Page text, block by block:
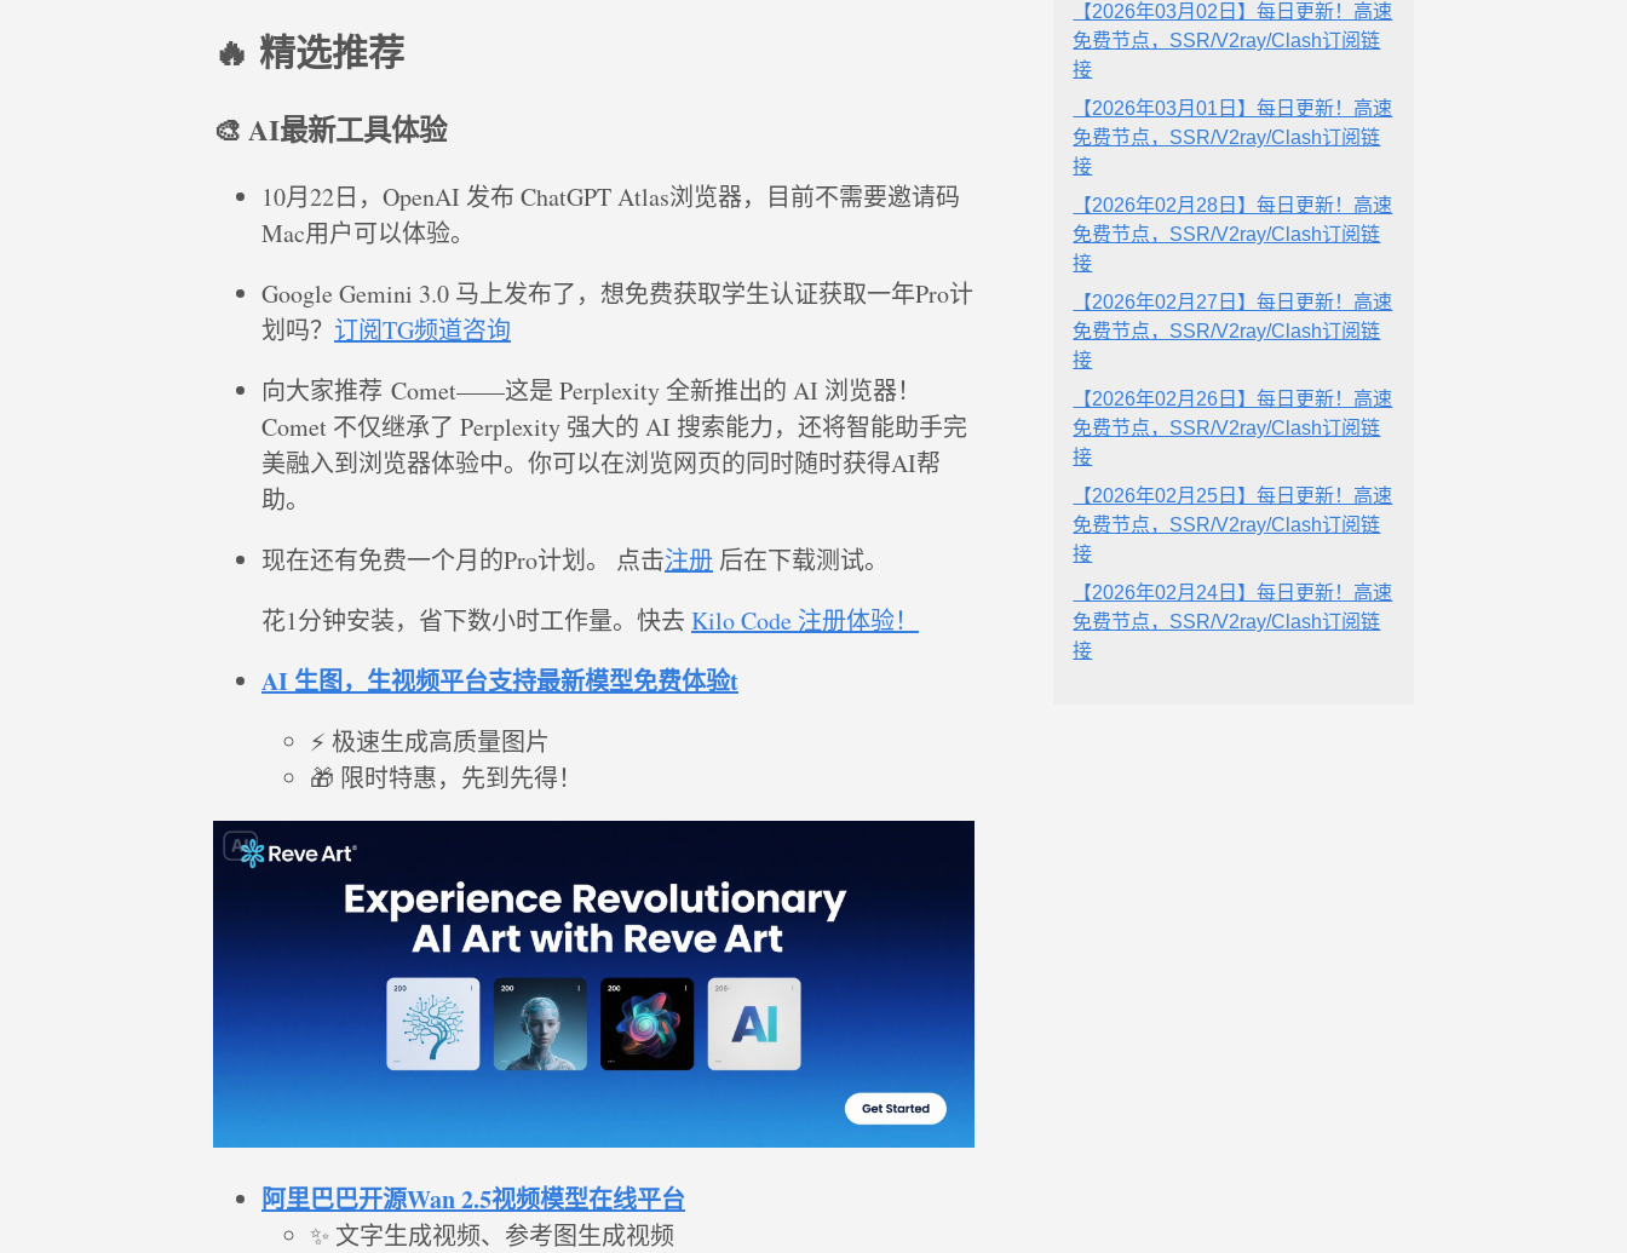
🔥 精选推荐
🎨 AI最新工具体验
10月22日，OpenAI 发布 ChatGPT Atlas浏览器，目前不需要邀请码
Mac用户可以体验。
Google Gemini 3.0 马上发布了，想免费获取学生认证获取一年Pro计
划吗？ 订阅TG频道咨询
向大家推荐 Comet——这是 Perplexity 全新推出的 AI 浏览器！
Comet 不仅继承了 Perplexity 强大的 AI 搜索能力，还将智能助手完
美融入到浏览器体验中。你可以在浏览网页的同时随时获得AI帮
助。
现在还有免费一个月的Pro计划。 点击注册 后在下载测试。
花1分钟安装，省下数小时工作量。快去 Kilo Code 注册体验！
AI 生图，生视频平台支持最新模型免费体验t
⚡ 极速生成高质量图片
🎁 限时特惠，先到先得！
阿里巴巴开源Wan 2.5视频模型在线平台
✨ 文字生成视频、参考图生成视频
【2026年03月02日】每日更新！高速
免费节点，SSR/V2ray/Clash订阅链
接
【2026年03月01日】每日更新！高速
免费节点，SSR/V2ray/Clash订阅链
接
【2026年02月28日】每日更新！高速
免费节点，SSR/V2ray/Clash订阅链
接
【2026年02月27日】每日更新！高速
免费节点，SSR/V2ray/Clash订阅链
接
【2026年02月26日】每日更新！高速
免费节点，SSR/V2ray/Clash订阅链
接
【2026年02月25日】每日更新！高速
免费节点，SSR/V2ray/Clash订阅链
接
【2026年02月24日】每日更新！高速
免费节点，SSR/V2ray/Clash订阅链
接